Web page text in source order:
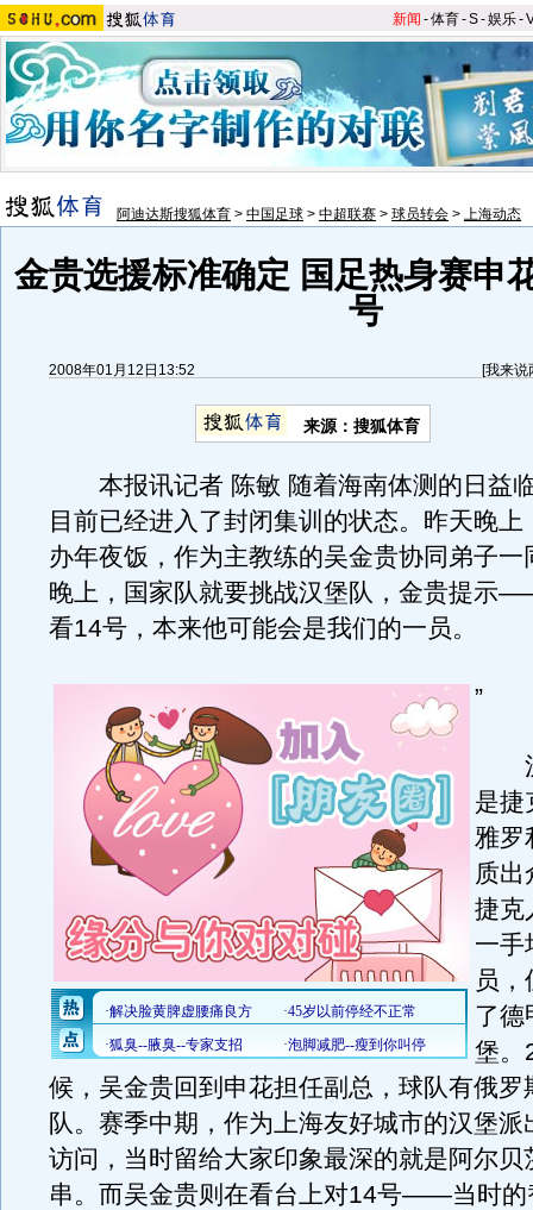
新闻 -体育-S-娱乐-
阿迪达斯搜狐体育 > 中国足球 > 中超联赛 > 球员转会 > 上海动态
金贵选援标准确定 国足热身赛申
号
2008年01月12日13:52 [我来说
来源：搜狐体育
本报讯记者 陈敏 随着海南体测的日益
目前已经进入了封闭集训的状态。昨天晚上
办年夜饭，作为主教练的吴金贵协同弟子一
晚上，国家队就要挑战汉堡队，金贵提示
看14号，本来他可能会是我们的一员。
”
汉
是捷
雅罗
质出
捷克
一手
员
了德
堡。
候，吴金贵回到申花担任副总，球队有俄罗
队。赛季中期，作为上海友好城市的汉堡派
访问，当时留给大家印象最深的就是阿尔贝
串。而吴金贵则在看台上对14号——当时的